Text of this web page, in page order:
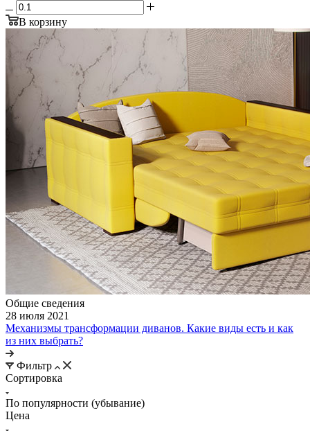
В корзину
Общие сведения
28 июля 2021
Механизмы трансформации диванов. Какие виды есть и как
из них выбрать?
Фильтр
Сортировка
По популярности (убывание)
Цена